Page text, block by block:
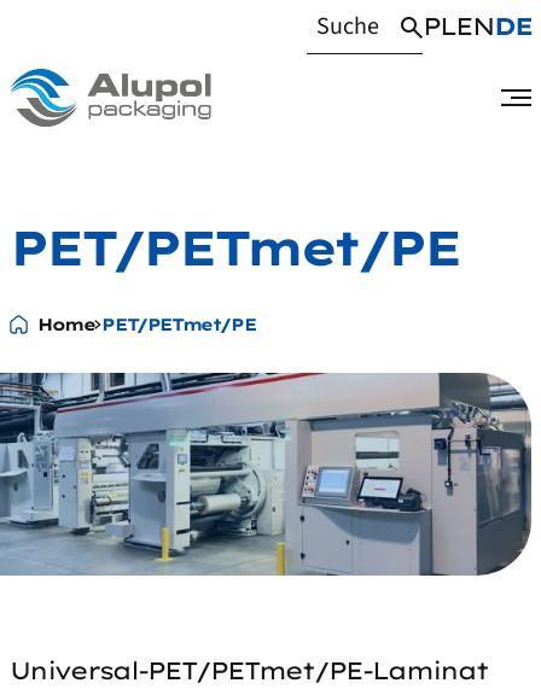
PLENDE
PET/PETmet/PE
Home PET/PETmet/PE
Universal-PET/PETmet/PE-Laminat